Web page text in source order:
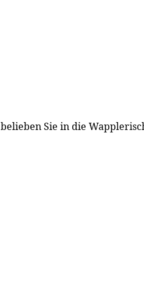
belieben Sie in die